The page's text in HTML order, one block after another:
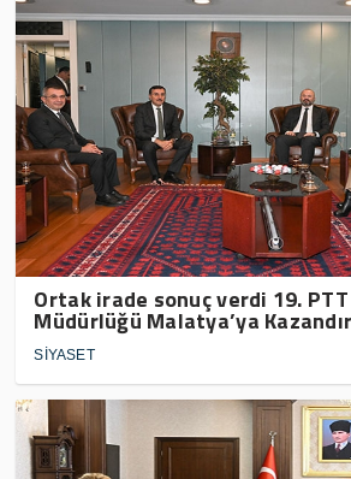
Ortak irade sonuç verdi 19.
Müdürlüğü Malatya’ya
SİYASET